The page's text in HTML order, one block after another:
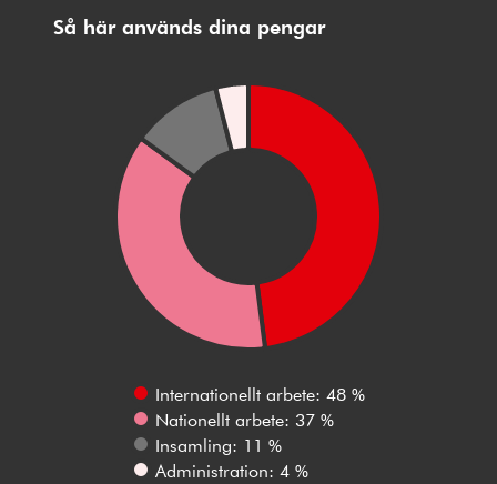
Så här används dina pengar
Internationellt arbete: 48 %
Nationellt arbete: 37 %
Insamling: 11 %
Administration: 4 %